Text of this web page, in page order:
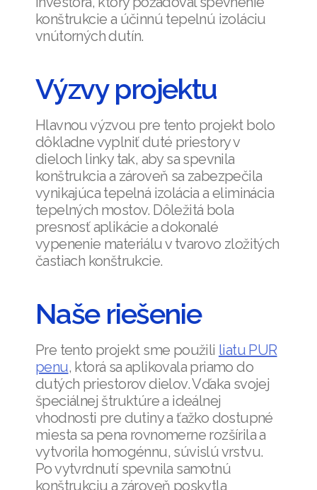
konštrukcie a účinnú tepelnú izoláciu
vnútorných dutín.
Výzvy projektu
Hlavnou výzvou pre tento projekt bolo
dôkladne vyplniť duté priestory v
dieloch linky tak, aby sa spevnila
konštrukcia a zároveň sa zabezpečila
vynikajúca tepelná izolácia a eliminácia
tepelných mostov. Dôležitá bola
presnosť aplikácie a dokonalé
vypenenie materiálu v tvarovo zložitých
častiach konštrukcie.
Naše riešenie
Pre tento projekt sme použili liatu PUR
penu, ktorá sa aplikovala priamo do
dutých priestorov dielov. Vďaka svojej
špeciálnej štruktúre a ideálnej
vhodnosti pre dutiny a ťažko dostupné
miesta sa pena rovnomerne rozšírila a
vytvorila homogénnu, súvislú vrstvu.
Po vytvrdnutí spevnila samotnú
konštrukciu a zároveň poskytla